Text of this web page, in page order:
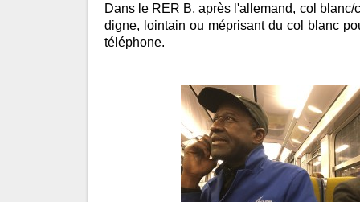
Dans le RER B, après l'allemand, col blanc/
digne, lointain ou méprisant du col blanc
téléphone.